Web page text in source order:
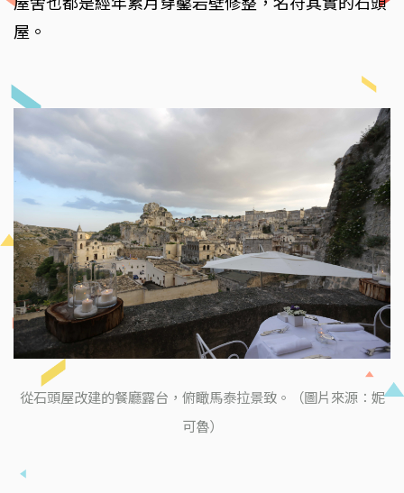
屋。
從石頭屋改建的餐廳露台，俯瞰馬泰拉景致。（圖片來源：妮
可魯）